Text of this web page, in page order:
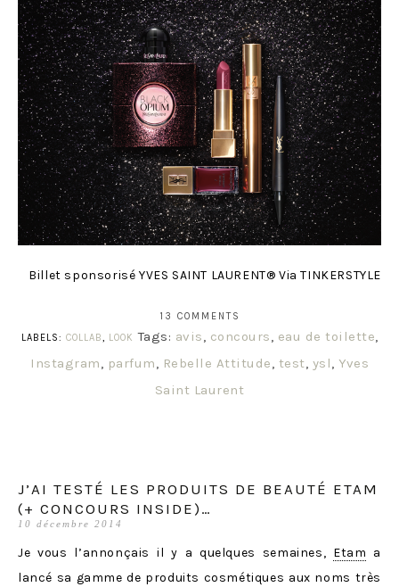
Billet sponsorisé YVES SAINT LAURENT® Via TINKERSTYLE
13 COMMENTS
LABELS: COLLAB, LOOK Tags: avis, concours, eau de toilette,
Instagram, parfum, Rebelle Attitude, test, ysl, Yves
Saint Laurent
J’AI TESTÉ LES PRODUITS DE BEAUTÉ ETAM
(+ CONCOURS INSIDE)…
10 décembre 2014
Je vous l’annonçais il y a quelques semaines, Etam a
lancé sa gamme de produits cosmétiques aux noms très